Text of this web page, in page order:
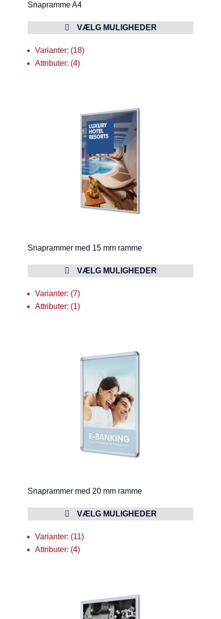
Snapramme A4
VÆLG MULIGHEDER
Varianter: (18)
Attributer: (4)
Snaprammer med 15 mm ramme
VÆLG MULIGHEDER
Varianter: (7)
Attributer: (1)
Snaprammer med 20 mm ramme
VÆLG MULIGHEDER
Varianter: (11)
Attributer: (4)